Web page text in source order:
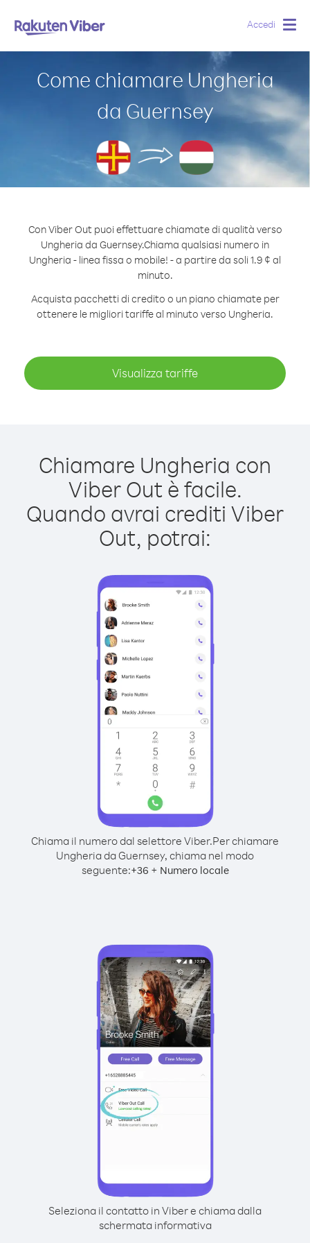
Accedi
Come chiamare Ungheria
da Guernsey
Con Viber Out puoi effettuare chiamate di qualità verso
Ungheria da Guernsey.Chiama qualsiasi numero in
Ungheria - linea fissa o mobile! - a partire da soli 1.9 ¢ al
minuto.
Acquista pacchetti di credito o un piano chiamate per
ottenere le migliori tariffe al minuto verso Ungheria.
Visualizza tariffe
Chiamare Ungheria con
Viber Out è facile.
Quando avrai crediti Viber
Out, potrai:
Chiama il numero dal selettore Viber.Per chiamare
Ungheria da Guernsey, chiama nel modo
seguente:+36 + Numero locale
Seleziona il contatto in Viber e chiama dalla
schermata informativa